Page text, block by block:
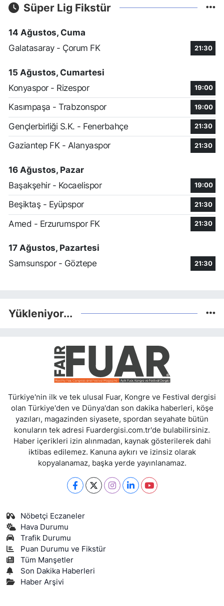
Süper Lig Fikstür
14 Ağustos, Cuma
Galatasaray - Çorum FK
21:30
15 Ağustos, Cumartesi
Konyaspor - Rizespor
19:00
Kasımpaşa - Trabzonspor 19:00
Gençlerbirliği S.K. - Fenerbahçe 21:30
Gaziantep FK - Alanyaspor 21:30
16 Ağustos, Pazar
Başakşehir - Kocaelispor
19:00
Beşiktaş - Eyüpspor 21:30
Amed - Erzurumspor FK 21:30
17 Ağustos, Pazartesi
Samsunspor - Göztepe
21:30
Yükleniyor...
Türkiye'nin ilk ve tek ulusal Fuar, Kongre ve Festival dergisi
olan Türkiye'den ve Dünya'dan son dakika haberleri, köşe
yazıları, magazinden siyasete, spordan seyahate bütün
konuların tek adresi Fuardergisi.com.tr'de bulabilirsiniz.
Haber içerikleri izin alınmadan, kaynak gösterilerek dahi
iktibas edilemez. Kanuna aykırı ve izinsiz olarak
kopyalanamaz, başka yerde yayınlanamaz.
Nöbetçi Eczaneler
Hava Durumu
Trafik Durumu
Puan Durumu ve Fikstür
Tüm Manşetler
Son Dakika Haberleri
Haber Arşivi